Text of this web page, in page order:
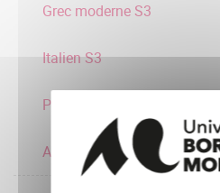
Grec moderne S3
Italien S3
Portugais S3
Arabe S3